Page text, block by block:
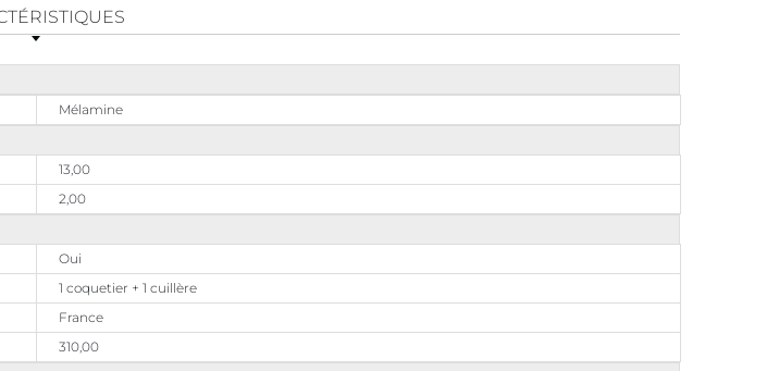
Mélamine
13,00
2,00
Oui
1 coquetier + 1 cuillère
France
310,00